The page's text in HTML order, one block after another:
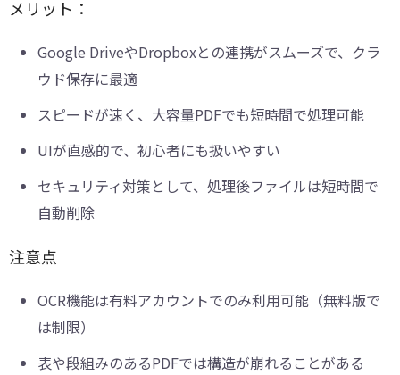
メリット：
Google DriveやDropboxとの連携がスムーズで、クラ
ウド保存に最適
スピードが速く、大容量PDFでも短時間で処理可能
UIが直感的で、初心者にも扱いやすい
セキュリティ対策として、処理後ファイルは短時間で
自動削除
注意点
OCR機能は有料アカウントでのみ利用可能（無料版で
は制限）
表や段組みのあるPDFでは構造が崩れることがある